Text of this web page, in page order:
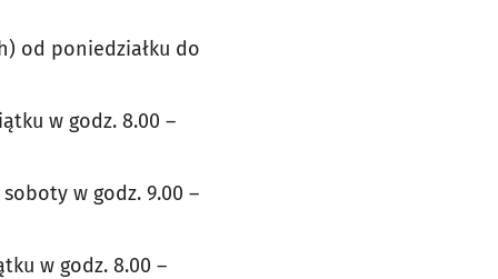
od poniedziałku do
w godz. 8.00 –
w godz. 9.00 –
w godz. 8.00 –